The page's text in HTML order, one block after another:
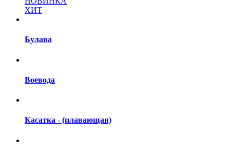
ХИТ
Булава
Воевода
Касатка - (плавающая)